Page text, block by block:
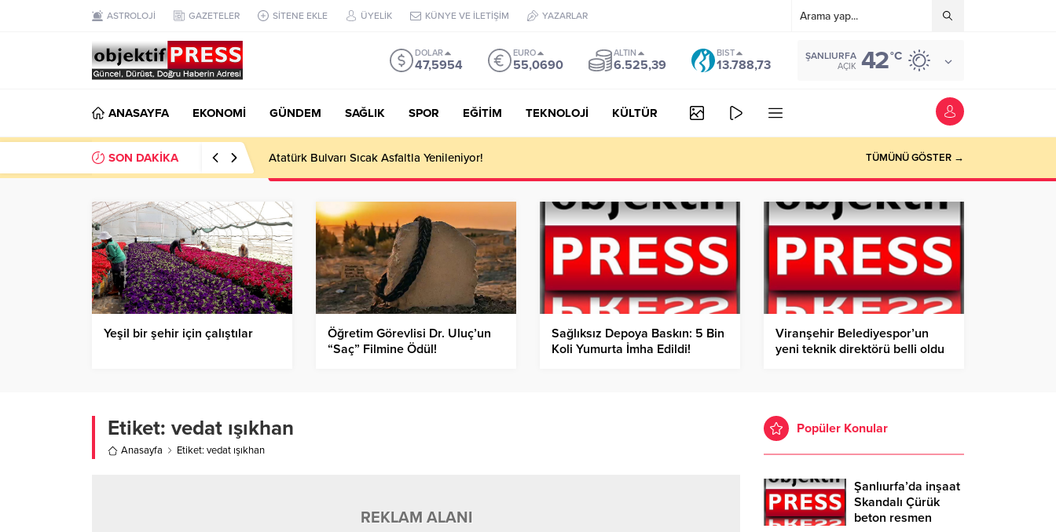
ASTROLOJİ GAZETELER SİTENE EKLE ÜYELİK KÜNYE VE İLETİŞİM YAZARLAR
DOLAR
47,5954
EURO
55,0690
ALTIN
6.525,39
BIST
13.788,73
ŞANLIURFA
AÇIK 42°C
ANASAYFA EKONOMİ GÜNDEM SAĞLIK SPOR EĞİTİM TEKNOLOJİ KÜLTÜR
SON DAKİKA Atatürk Bulvarı Sıcak Asfaltla Yenileniyor! TÜMÜNÜ GÖSTER →
Yeşil bir şehir için çalıştılar
Öğretim Görevlisi Dr. Uluç’un
“Saç” Filmine Ödül!
Sağlıksız Depoya Baskın: 5 Bin
Koli Yumurta İmha Edildi!
Viranşehir Belediyespor’un
yeni teknik direktörü belli oldu
Etiket: vedat ışıkhan
Anasayfa Etiket: vedat ışıkhan
REKLAM ALANI
Popüler Konular
Şanlıurfa’da inşaat
Skandalı Çürük
beton resmen